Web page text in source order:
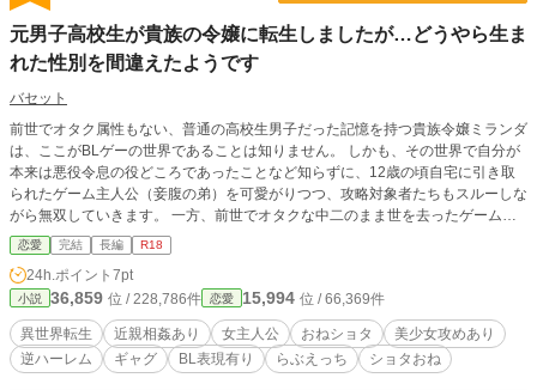
元男子高校生が貴族の令嬢に転生しましたが…どうやら生ま
れた性別を間違えたようです
バセット
前世でオタク属性もない、普通の高校生男子だった記憶を持つ貴族令嬢ミランダ
は、ここがBLゲーの世界であることは知りません。 しかも、その世界で自分が
本来は悪役令息の役どころであったことなど知らずに、12歳の頃自宅に引き取
られたゲーム主人公（妾腹の弟）を可愛がりつつ、攻略対象者たちもスルーしな
がら無双していきます。 一方、前世でオタクな中二のまま世を去ったゲーム主
人公（弟）のケインは、前世の姉にやらされたBLゲーム（18禁）の世界で総受
け主人公に転生した事実にガクブル。 貧乳・美乳・巨乳・爆乳・奇乳全てのオ
ッパイを愛するノンケ中学生だった彼は、自分のケツを狙ってくるかもしれない
攻略対象者たちと関わらないよう、しかし愛するミランダ姉さまには執着しなが
ら引きこもり生活を決意しますが…。 作者注意＞＞ 以前ムーンライト様で投稿
していた小説（非開示中）を元に書き直しました。 基本設定はともかく、主人
公格の二人のキャラや登場人物など、結構変わっておりますので、ご注意くださ
恋愛 完結 長編 R18
24h.ポイント 7pt
小説 36,859 位 / 228,786件 恋愛 15,994 位 / 66,369件
異世界転生 近親相姦あり 女主人公 おねショタ
美少女攻めあり
逆ハーレム
ギャグ BL表現有り らぶえっち ショタおね